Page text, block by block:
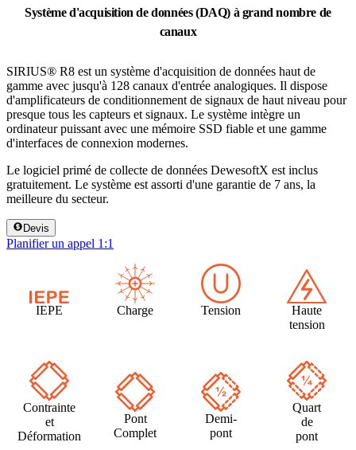
Système d'acquisition de données (DAQ) à grand nombre de
canaux
SIRIUS® R8 est un système d'acquisition de données haut de
gamme avec jusqu'à 128 canaux d'entrée analogiques. Il dispose
d'amplificateurs de conditionnement de signaux de haut niveau pour
presque tous les capteurs et signaux. Le système intègre un
ordinateur puissant avec une mémoire SSD fiable et une gamme
d'interfaces de connexion modernes.
Le logiciel primé de collecte de données DewesoftX est inclus
gratuitement. Le système est assorti d'une garantie de 7 ans, la
meilleure du secteur.
Devis
Planifier un appel 1:1
IEPE Charge Tension
Haute
tension
Contrainte
et
Déformation
Pont
Complet
Demi-
pont
Quart
de
pont